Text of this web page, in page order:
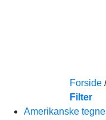
Forside /
Filter
Amerikanske